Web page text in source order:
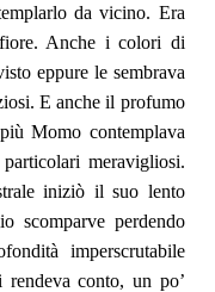
da vicino. Era
Anche i colori di
eppure le sembrava
E anche il profumo
Momo contemplava
meravigliosi.
iniziò il suo lento
scomparve perdendo
imperscrutabile
conto, un po’